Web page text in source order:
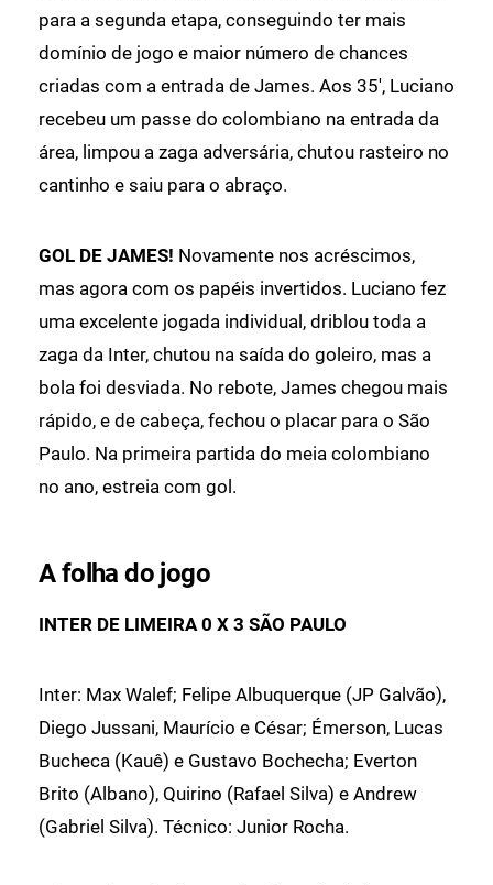
para a segunda etapa, conseguindo ter mais
domínio de jogo e maior número de chances
criadas com a entrada de James. Aos 35', Luciano
recebeu um passe do colombiano na entrada da
área, limpou a zaga adversária, chutou rasteiro no
cantinho e saiu para o abraço.
GOL DE JAMES! Novamente nos acréscimos,
mas agora com os papéis invertidos. Luciano fez
uma excelente jogada individual, driblou toda a
zaga da Inter, chutou na saída do goleiro, mas a
bola foi desviada. No rebote, James chegou mais
rápido, e de cabeça, fechou o placar para o São
Paulo. Na primeira partida do meia colombiano
no ano, estreia com gol.
A folha do jogo
INTER DE LIMEIRA 0 X 3 SÃO PAULO
Inter: Max Walef; Felipe Albuquerque (JP Galvão),
Diego Jussani, Maurício e César; Émerson, Lucas
Bucheca (Kauê) e Gustavo Bochecha; Everton
Brito (Albano), Quirino (Rafael Silva) e Andrew
(Gabriel Silva). Técnico: Junior Rocha.